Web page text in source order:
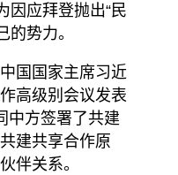
因应拜登抛出“民
的势力。
国国家主席习近
高级别会议发表
中方签署了共建
建共享合作原
伴关系。